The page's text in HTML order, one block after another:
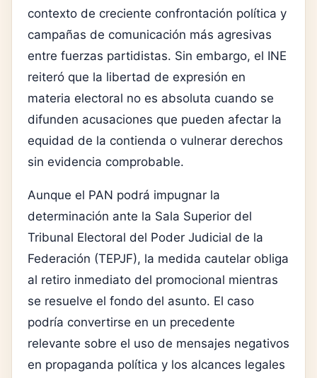
contexto de creciente confrontación política y
campañas de comunicación más agresivas
entre fuerzas partidistas. Sin embargo, el INE
reiteró que la libertad de expresión en
materia electoral no es absoluta cuando se
difunden acusaciones que pueden afectar la
equidad de la contienda o vulnerar derechos
sin evidencia comprobable.
Aunque el PAN podrá impugnar la
determinación ante la Sala Superior del
Tribunal Electoral del Poder Judicial de la
Federación (TEPJF), la medida cautelar obliga
al retiro inmediato del promocional mientras
se resuelve el fondo del asunto. El caso
podría convertirse en un precedente
relevante sobre el uso de mensajes negativos
en propaganda política y los alcances legales